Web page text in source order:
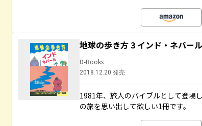
地球の歩き方 3 インド・ネパー
D-Books
2018.12.20 発売
1981年、旅人のバイブルとして登
の旅を思い出して欲しい1冊です。